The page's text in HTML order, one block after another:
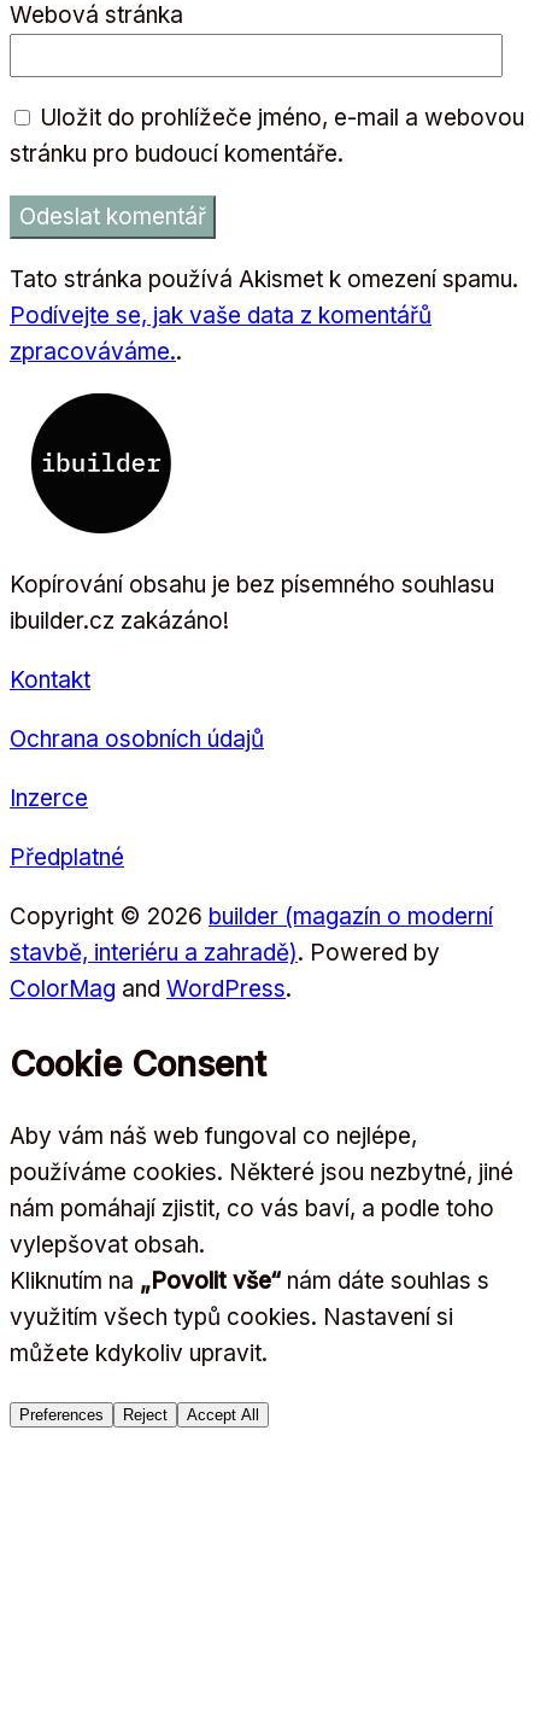
Webová stránka
Uložit do prohlížeče jméno, e-mail a webovou
stránku pro budoucí komentáře.
Tato stránka používá Akismet k omezení spamu.
Podívejte se, jak vaše data z komentářů
zpracováváme..
Kopírování obsahu je bez písemného souhlasu
ibuilder.cz zakázáno!
Kontakt
Ochrana osobních údajů
Inzerce
Předplatné
Copyright © 2026 builder (magazín o moderní
stavbě, interiéru a zahradě). Powered by
ColorMag and WordPress.